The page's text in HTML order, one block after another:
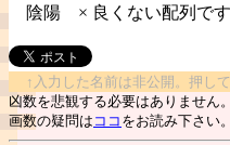
陰陽 × 良くない配列で
↑入力した名前は非公開。押し
凶数を悲観する必要はありません
画数の疑問は ココ をお読み下さい。